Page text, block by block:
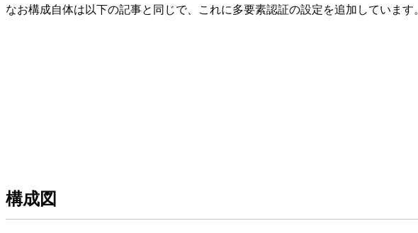
なお構成自体は以下の記事と同じで、これに多要素認証の設定を追加しています。
構成図